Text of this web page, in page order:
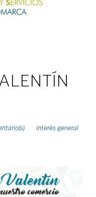
interés general